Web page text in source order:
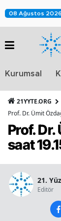
08 Ağustos 2026
Kurumsal
21YYTE.ORG
Prof. Dr. Ümit
Prof.
saat
21.
Editör